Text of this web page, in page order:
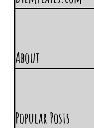
About
Popular Posts